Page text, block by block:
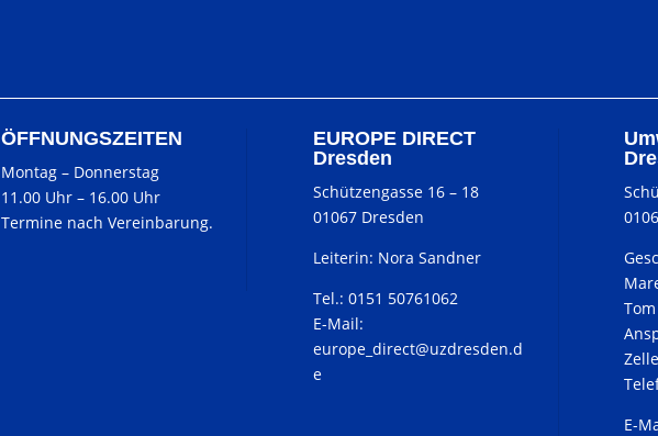
ÖFFNUNGSZEITEN
Montag –Donnerstag
11.00 Uhr –16.00 Uhr
Termine nach Vereinbarung.
EUROPE DIRECT
Dresden
Schützengasse 16 – 18
01067 Dresden
Leiterin: Nora Sandner
Tel.: 0151 50761062
E-Mail:
europe_direct@uzdresden.d
e
E-